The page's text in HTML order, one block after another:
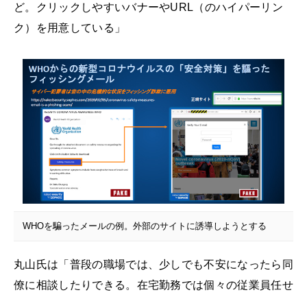
ど。クリックしやすいバナーやURL（のハイパーリン
ク）を用意している」
WHOを騙ったメールの例。外部のサイトに誘導しようとする
丸山氏は「普段の職場では、少しでも不安になったら同
僚に相談したりできる。在宅勤務では個々の従業員任せ